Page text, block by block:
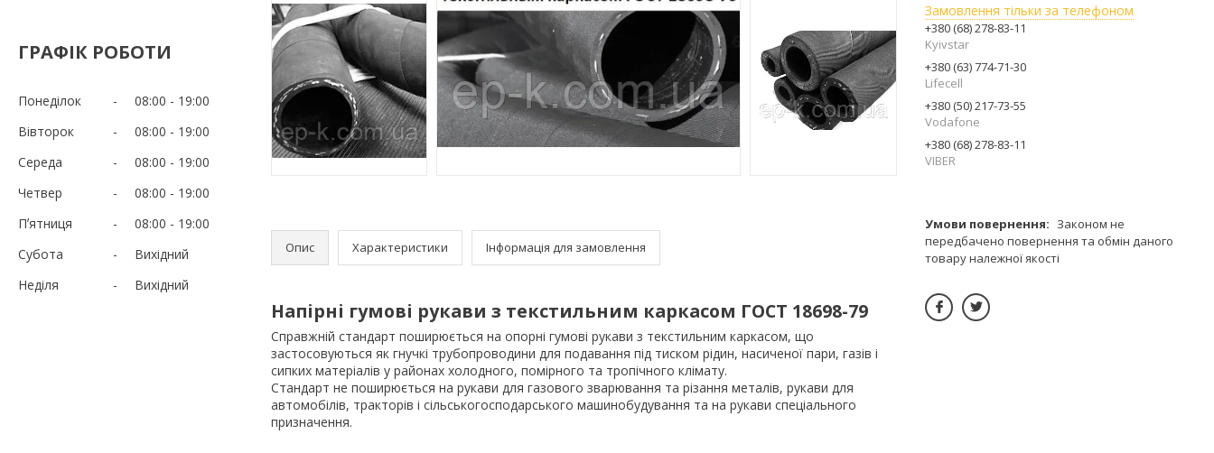
ГРАФІК РОБОТИ
Понеділок 08:00
19:00
Вівторок
08:00
19:00
Середа
08:00
19:00
Четвер
08:00
19:00
Пʼятниця
08:00
19:00
Субота
Вихідний
Неділя
Вихідний
Опис Характеристики Інформація для замовлення
Напірні гумові рукави з текстильним каркасом ГОСТ 18698-79
Справжній стандарт поширюється на опорні гумові рукави з текстильним каркасом, що
застосовуються як гнучкі трубопроводини для подавання під тиском рідин, насиченої пари, газів і
сипких матеріалів у районах холодного, помірного та тропічного клімату.
Стандарт не поширюється на рукави для газового зварювання та різання металів, рукави для
автомобілів, тракторів і сільськогосподарського машинобудування та на рукави спеціального
призначення.
Замовлення тільки за телефоном
+380 (68) 278-83-11
Kyivstar
+380 (63) 774-71-30
Lifecell
+380 (50) 217-73-55
Vodafone
+380 (68) 278-83-11
VIBER
Законом не
передбачено повернення та обмін даного
товару належної якості